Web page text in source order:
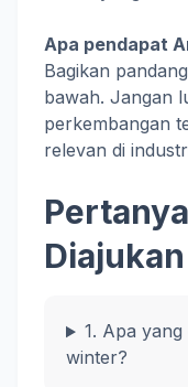
Apa pendapat
Bagikan
bawah. Jangan
perkembangan
relevan di
Diajukan
1. Apa
winter?